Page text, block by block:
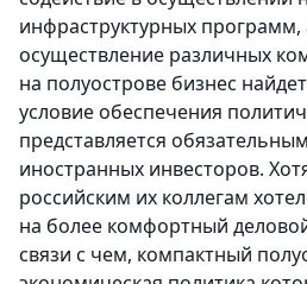
инфраструктурных программ,
осуществление различных
на полуострове бизнес
условие обеспечения
представляется
иностранных инвесторов.
российским их коллегам
на более комфортный
связи с чем, компактный